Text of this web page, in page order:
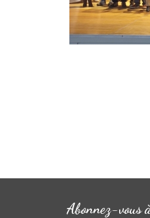
Abonnez-vous